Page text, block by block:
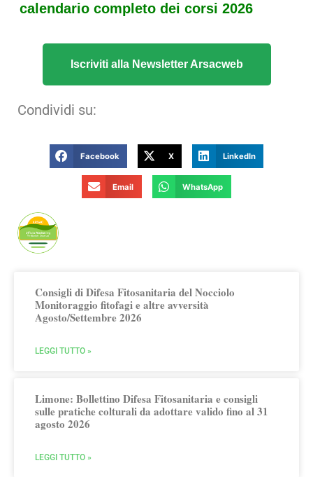
calendario completo dei corsi 2026
Iscriviti alla Newsletter Arsacweb
Condividi su:
Facebook X LinkedIn
Email WhatsApp
Consigli di Difesa Fitosanitaria del Nocciolo
Monitoraggio fitofagi e altre avversità
Agosto/Settembre 2026
LEGGI TUTTO »
Limone: Bollettino Difesa Fitosanitaria e consigli
sulle pratiche colturali da adottare valido fino al 31
agosto 2026
LEGGI TUTTO »